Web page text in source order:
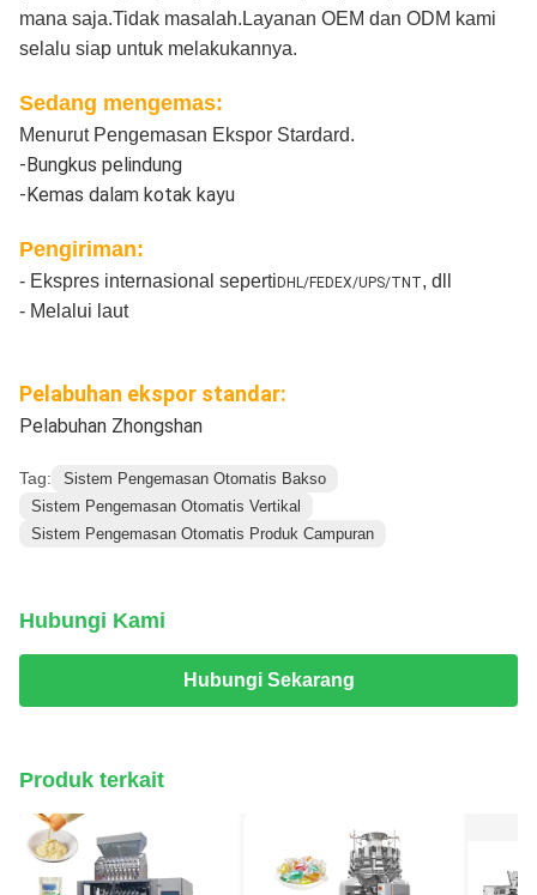
mana saja.Tidak masalah.Layanan OEM dan ODM kami
selalu siap untuk melakukannya.
Sedang mengemas:
Menurut Pengemasan Ekspor Stardard.
-Bungkus pelindung
-Kemas dalam kotak kayu
Pengiriman:
- Ekspres internasional sepertiDHL/FEDEX/UPS/TNT, dll
- Melalui laut
Pelabuhan ekspor standar:
Pelabuhan Zhongshan
Tag:
Sistem Pengemasan Otomatis Bakso
Sistem Pengemasan Otomatis Vertikal
Sistem Pengemasan Otomatis Produk Campuran
Hubungi Kami
Hubungi Sekarang
Produk terkait